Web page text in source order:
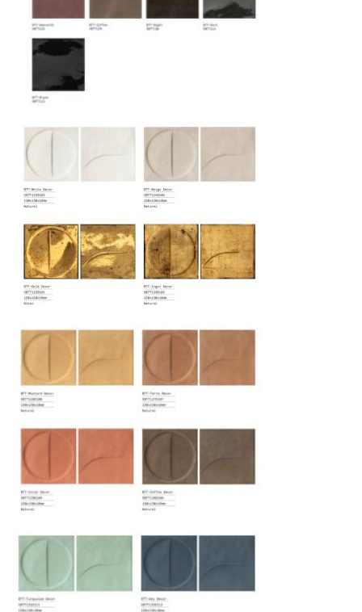
Распаковка и расстановка
распаковывают товар и устанавливают его в
указанное место
очистка помещения от тары и упаковки
Гарантийная проверка
— осмотр товара на
предмет повреждений и дефектов при
доставке
Сроки доставки Стандартная доставка по
Москве осуществляется в течение 3-5 рабочих
дней. Для Московской области сроки зависят
от удалённости объекта и варьируются от 5 до
10 рабочих дней. Возможна срочная доставка
при наличии свободных логистических
ресурсов.
Управление логистикой и контроль
качества
Каждый заказ отслеживается в режиме
реального времени через систему GPS-
мониторинга. Наша команда логистических
специалистов с опытом работы в
международной доставке обеспечивает
температурного режима и защиту от
механических повреждений на всех этапах